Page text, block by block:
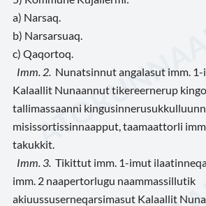
a) Narsaq.
b) Narsarsuaq.
c) Qaqortoq.
Imm. 2. Nunatsinnut angalasut imm.
Kalaallit Nunaannut tikereernerup
tallimassaanni
misissortissinnaapput, taamaattorli
takukkit.
Imm. 3. Tikittut imm. 1-imut
imm. 2 naapertorlugu naammassillutik
akiuussuserneqarsimasut Kalaallit